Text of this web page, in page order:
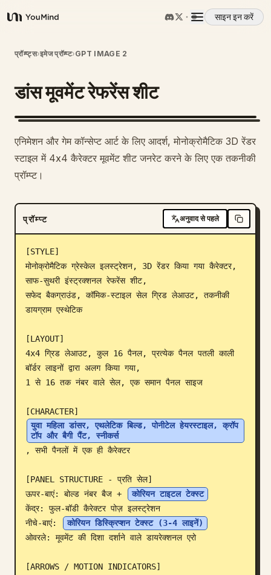
YouMind
साइन इन करें
अवलोकन
उपयोग के मामले
प्रॉम्प्ट
मूल्य निर्धारण
डाउनलोड
प्रॉम्प्ट्स›इमेज प्रॉम्प्ट›GPT IMAGE 2
डांस मूवमेंट रेफरेंस शीट
एनिमेशन और गेम कॉन्सेप्ट आर्ट के लिए आदर्श, मोनोक्रोमैटिक 3D रेंडर
स्टाइल में 4x4 कैरेक्टर मूवमेंट शीट जनरेट करने के लिए एक तकनीकी
प्रॉम्प्ट।
प्रॉम्प्ट अनुवाद से पहले
[STYLE]
मोनोक्रोमैटिक ग्रेस्केल इलस्ट्रेशन, 3D रेंडर किया गया कैरेक्टर,
साफ-सुथरी इंस्ट्रक्शनल रेफरेंस शीट,
सफेद बैकग्राउंड, कॉमिक-स्टाइल सेल ग्रिड लेआउट, तकनीकी
डायग्राम एस्थेटिक
[LAYOUT]
4x4 ग्रिड लेआउट, कुल 16 पैनल, प्रत्येक पैनल पतली काली
बॉर्डर लाइनों द्वारा अलग किया गया,
1 से 16 तक नंबर वाले सेल, एक समान पैनल साइज
युवा महिला डांसर, एथलेटिक बिल्ड, पोनीटेल हेयरस्टाइल, क्रॉप
टॉप और बैगी पैंट, स्नीकर्स
, सभी पैनलों में एक ही कैरेक्टर
[PANEL STRUCTURE - प्रति सेल]
ऊपर-बाएं: बोल्ड नंबर बैज +
कोरियन टाइटल टेक्स्ट
केंद्र: फुल-बॉडी कैरेक्टर पोज़ इलस्ट्रेशन
नीचे-बाएं:
कोरियन डिस्क्रिप्शन टेक्स्ट (3-4 लाइनें)
ओवरले: मूवमेंट की दिशा दर्शाने वाले डायरेक्शनल एरो
[ARROWS / MOTION INDICATORS]